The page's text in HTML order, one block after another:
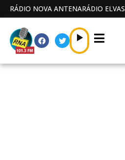
RÁDIO NOVA ANTENARÁDIO ELVAS